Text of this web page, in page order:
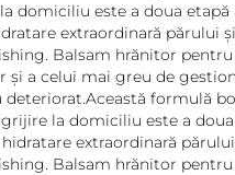
domiciliu este a doua
extraordinară părului
Balsam hrănitor
și a celui mai greu de
formulă
la domiciliu este a
extraordinară
Balsam hrănitor